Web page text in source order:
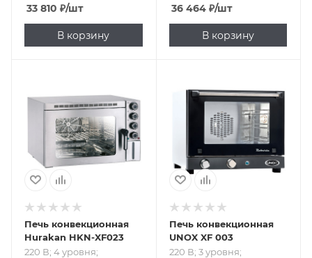
33 810 ₽/шт
В корзину
36 464₽/шт
В корзину
противень -
350х275 мм; от 50
до 200 °С;
пароувлажнение;
2.5 кВт
Печь конвекционная
Hurakan HKN-XF023
220 В; 4 уровня;
220 В; 3 уровня;
противень -
уменьшенный,
противень -
342x242 мм; от 0
до 260 °С; 2.7 кВт
Печь конвекционная
UNOX XF 003
220 В; 3 уровня;